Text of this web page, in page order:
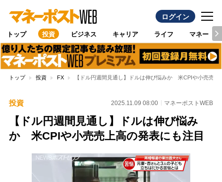
ログイン
トップ 投資 ビジネス キャリア ライフ マネー
トップ 投資 FX 【ドル円週間見通し】ドルは伸び悩みか 米CPIや小売売上
投資 2025.11.09 08:00 マネーポストWEB
【ドル円週間見通し】ドルは伸び悩み
か 米CPIや小売売上高の発表にも注目